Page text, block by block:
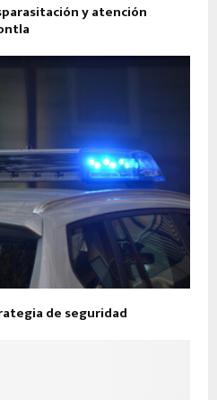
y atención
de seguridad